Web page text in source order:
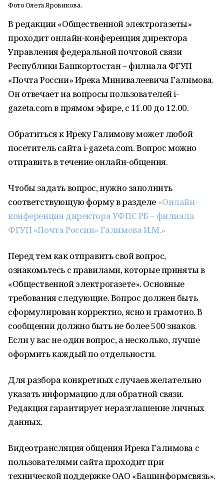
Фото Олега Яровикова.
В редакции «Общественной электрогазеты»
проходит онлайн-конференция директора
Управления федеральной почтовой связи
Республики Башкортостан – филиала ФГУП
«Почта России» Ирека Минивалеевича Галимова.
Он отвечает на вопросы пользователей i-
gazeta.com в прямом эфире, с 11.00 до 12.00.
Обратиться к Иреку Галимову может любой
посетитель сайта i-gazeta.com. Вопрос можно
отправить в течение онлайн-общения.
Чтобы задать вопрос, нужно заполнить
соответствующую форму в разделе «Онлайн-
конференция директора УФПС РБ – филиала
ФГУП «Почта России» Галимова И.М.»
Перед тем как отправить свой вопрос,
ознакомьтесь с правилами, которые приняты в
«Общественной электрогазете». Основные
требования следующие. Вопрос должен быть
сформулирован корректно, ясно и грамотно. В
сообщении должно быть не более 500 знаков.
Если у вас не один вопрос, а несколько, лучше
оформить каждый по отдельности.
Для разбора конкретных случаев желательно
указать информацию для обратной связи.
Редакция гарантирует неразглашение личных
данных.
Видеотрансляция общения Ирека Галимова с
пользователями сайта проходит при
технической поддержке ОАО «Башинформсвязь».